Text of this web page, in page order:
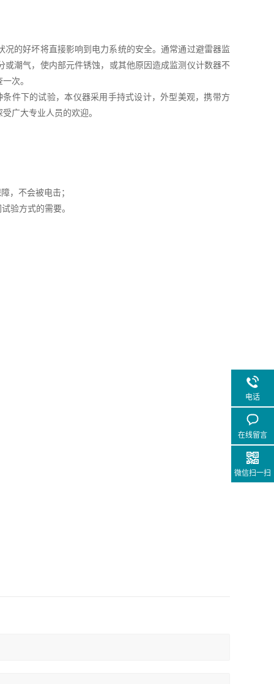
的好坏将直接影响到电力系统的安全。通常通过避雷器监
潮气，使内部元件锈蚀，或其他原因造成监测仪计数器不
次。
件下的试验，本仪器采用手持式设计，外型美观，携带方
广大专业人员的欢迎。
，不会被电击；
验方式的需要。
电话
在线留言
微信扫一扫